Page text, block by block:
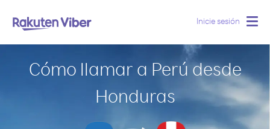
Inicie sesión
Cómo llamar a Perú desde
Honduras